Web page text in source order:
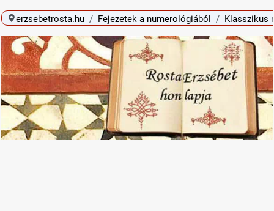
erzsebetrosta.hu Fejezetek a numerológiából Klasszikus